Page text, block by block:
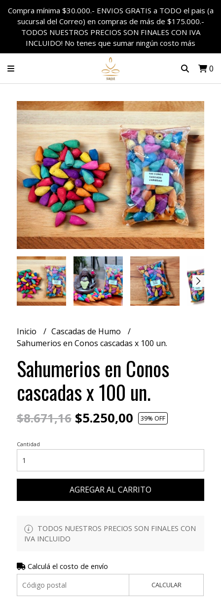
Compra mínima $30.000.- ENVIOS GRATIS a TODO el pais (a
sucursal del Correo) en compras de más de $175.000.-
TODOS NUESTROS PRECIOS SON FINALES CON IVA
INCLUIDO! No tenes que sumar ningún costo más
0
Inicio
Cascadas de Humo
Sahumerios en Conos cascadas x 100 un.
Sahumerios en Conos
cascadas x 100 un.
$8.671,16$5.250,00 39% OFF
Cantidad
AGREGAR AL CARRITO
TODOS NUESTROS PRECIOS SON FINALES CON
IVA INCLUIDO
Calculá el costo de envío
CALCULAR